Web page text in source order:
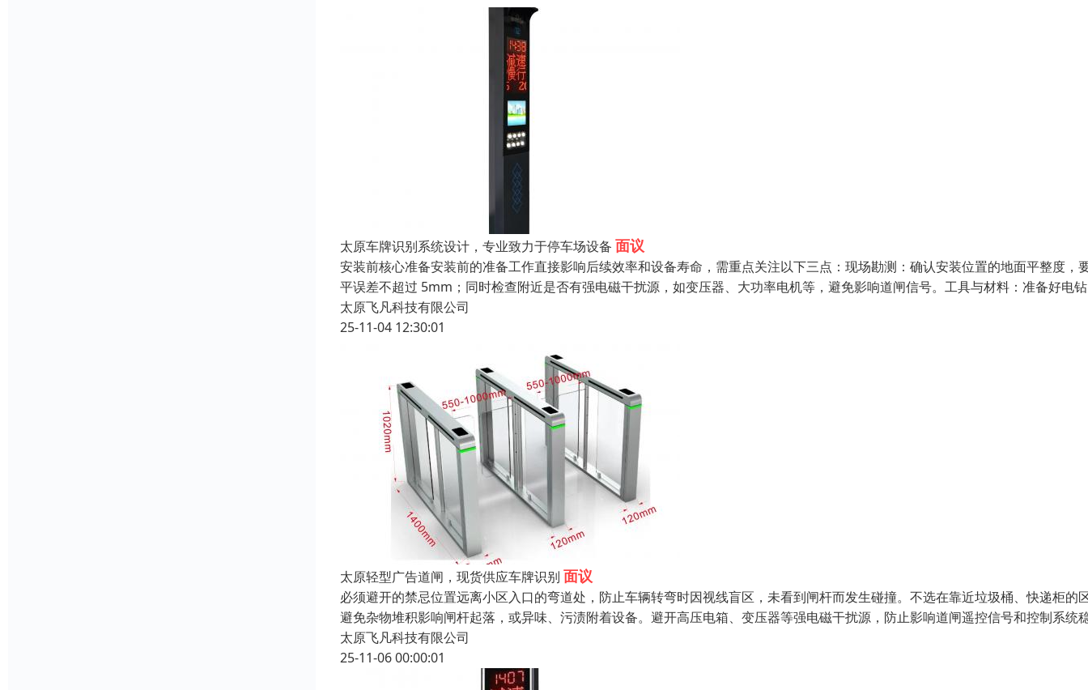
太原车牌识别系统设计，专业致力于停车场设备 面议
安装前核心准备安装前的准备工作直接影响后续效率和设备寿命，需重点关注以下三点：现场勘测：确认安装位置的地面平整度，
平误差不超过 5mm；同时检查附近是否有强电磁干扰源，如变压器、大功率电机等，避免影响道闸信号。工具与材料：准备好电
太原飞凡科技有限公司
25-11-04 12:30:01
太原轻型广告道闸，现货供应车牌识别 面议
必须避开的禁忌位置远离小区入口的弯道处，防止车辆转弯时因视线盲区，未看到闸杆而发生碰撞。不选在靠近垃圾桶、快递柜的
避免杂物堆积影响闸杆起落，或异味、污渍附着设备。避开高压电箱、变压器等强电磁干扰源，防止影响道闸遥控信号和控制系统
太原飞凡科技有限公司
25-11-06 00:00:01